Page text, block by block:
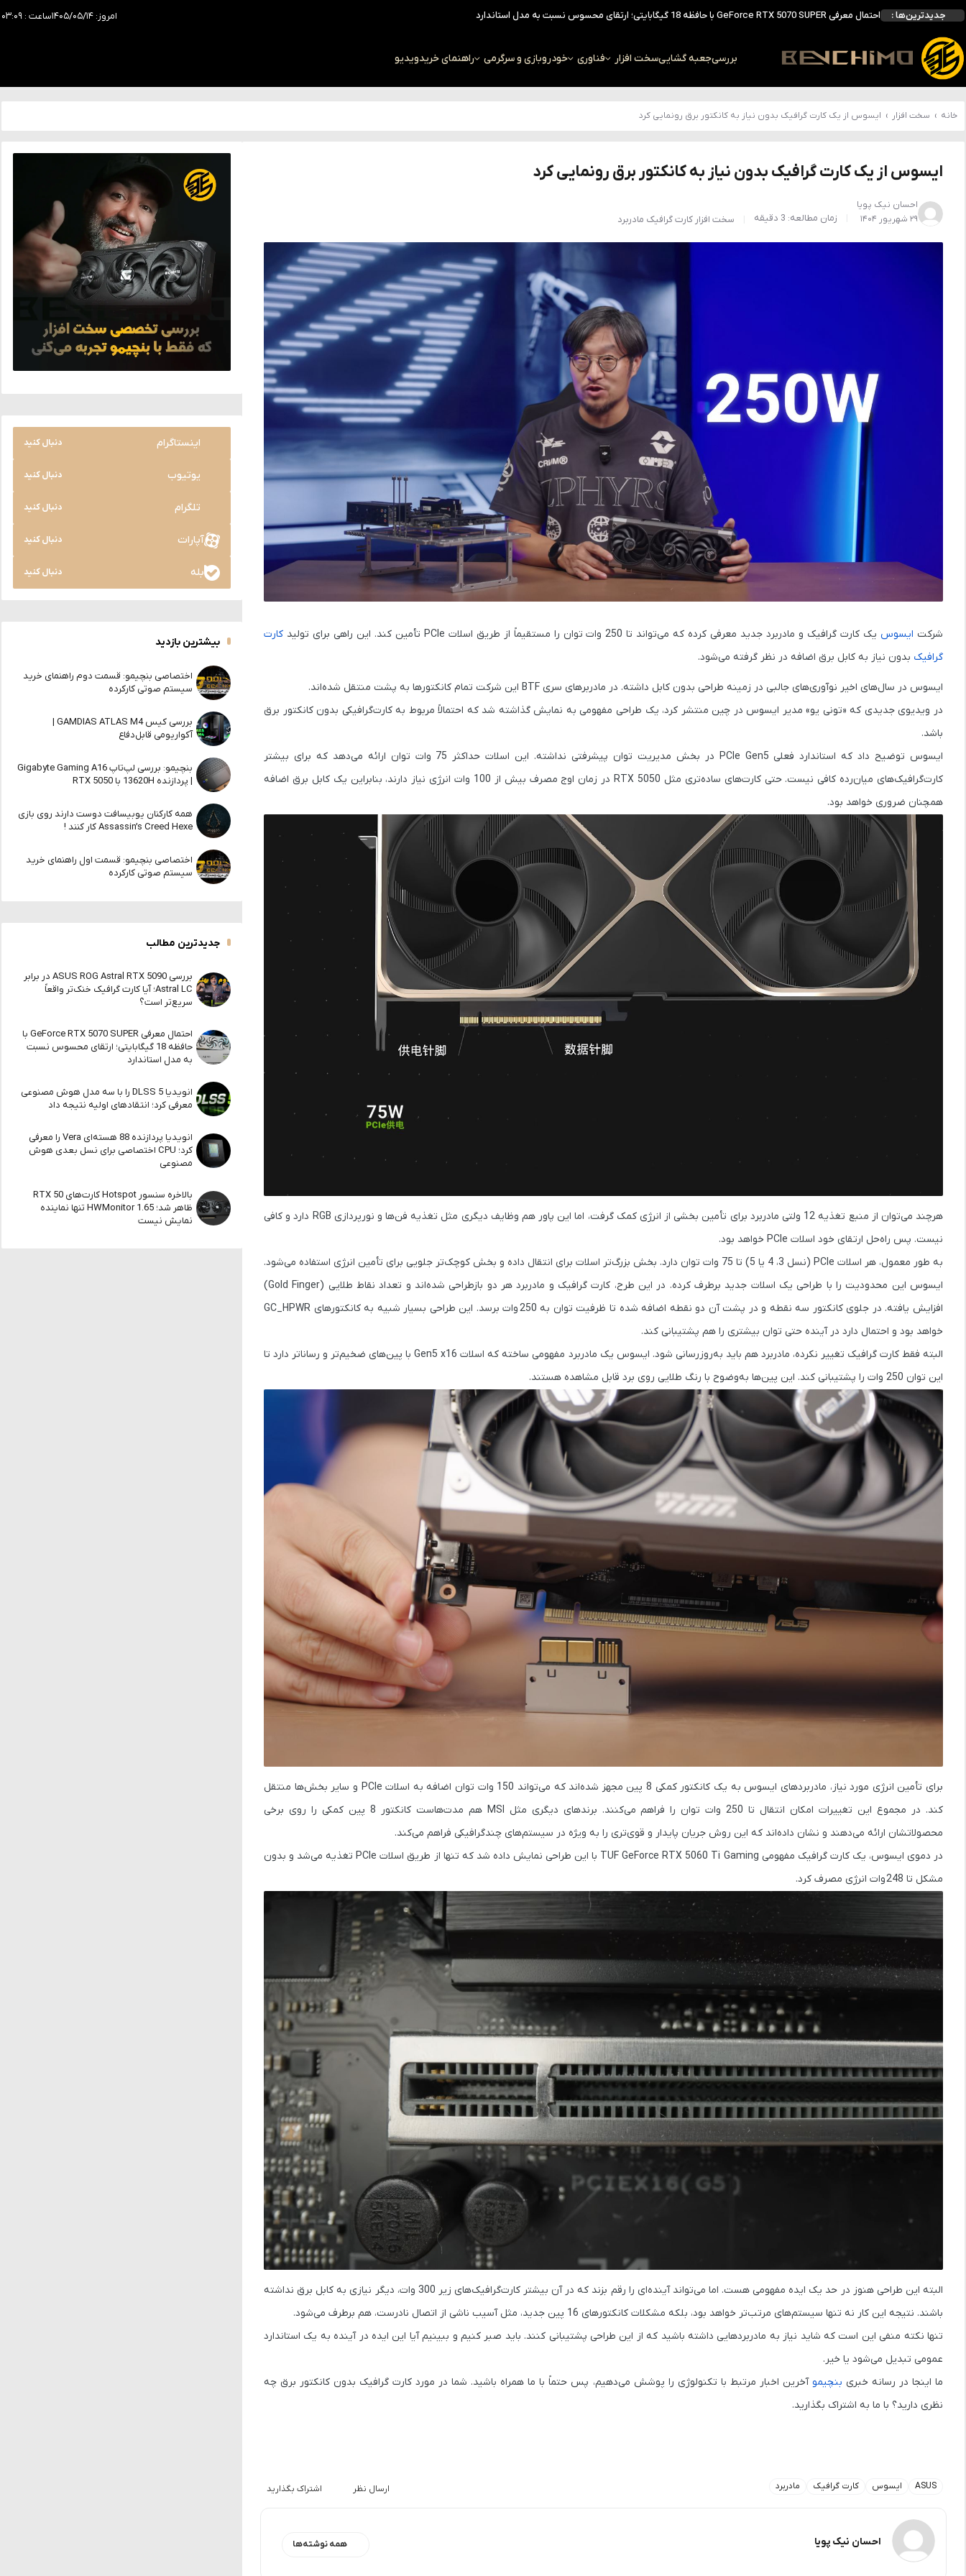
جدیدترین‌ها :
انویدیا DLSS 5 را با سه مدل هوش مصنوعی معرفی کرد؛ انتقادهای اولیه نتیجه داد
بررسی کیس GAMDIAS NESO P1 Pro؛ فول‌تاوری مهندسی‌شده برای سیستم‌های رده‌بالا
امروز: ۱۴۰۵/۰۵/۱۴ ساعت : ۰۳:۰۹
بررسیجعبه گشاییسخت افزار فناوری خودروبازی و سرگرمی راهنمای خریدویدیو
خانه › سخت افزار › ایسوس از یک کارت گرافیک بدون نیاز به کانکتور برق رونمایی کرد
ایسوس از یک کارت گرافیک بدون نیاز به کانکتور برق رونمایی کرد
احسان نیک پویا
۲۹ شهریور ۱۴۰۴
زمان مطالعه: 3 دقیقه سخت افزار کارت گرافیک مادربرد
شرکت ایسوسیک کارت گرافیک و مادربرد جدید معرفی کرده که می‌تواند تا 250 وات توان را مستقیماً از طریق اسلات PCIe تأمین کند. این راهی برای تولید
کارت
گرافیک بدون نیاز به کابل برق اضافه در نظر گرفته می‌شود.
ایسوس در سال‌های اخیر نوآوری‌های جالبی در زمینه طراحی بدون کابل داشته. در مادربرهای سری BTF این شرکت تمام کانکتورها به پشت منتقل شده‌اند.
در ویدیوی جدیدی که «تونی یو» مدیر ایسوس در چین منتشر کرد، یک طراحی مفهومی به نمایش گذاشته شد که احتمالاً مربوط به کارت‌گرافیکی بدون کانکتور برق
باشد.
ایسوس توضیح داد که استاندارد فعلی PCIe Gen5
در بخش مدیریت توان پیشرفتی نداشته. این اسلات حداکثر 75 وات توان ارائه می‌دهد که برای بیشتر
کارت‌گرافیک‌های میان‌رده کافی نیست. حتی کارت‌های ساده‌تری مثل RTX 5050
در زمان اوج مصرف بیش از 100 وات انرژی نیاز دارند، بنابراین یک کابل برق اضافه
همچنان ضروری خواهد بود.
هرچند می‌توان از منبع تغذیه 12 ولتی مادربرد برای تأمین بخشی از انرژی کمک گرفت، اما این پاور هم وظایف دیگری مثل تغذیه فن‌ها و نورپردازی RGB دارد و کافی
نیست. پس راه‌حل ارتقای خود اسلات PCIe خواهد بود.
به طور معمول، هر اسلات PCIe (نسل 3، 4 یا 5) تا 75 وات توان دارد. بخش بزرگ‌تر اسلات برای انتقال داده و بخش کوچک‌تر جلویی برای تأمین انرژی استفاده می‌شود.
ایسوس این محدودیت را با طراحی یک اسلات جدید برطرف کرده. در این طرح، کارت گرافیک و مادربرد هر دو بازطراحی شده‌اند و تعداد نقاط طلایی (Gold Finger)
افزایش یافته. در جلوی کانکتور سه نقطه و در پشت آن دو نقطه اضافه شده تا ظرفیت توان به 250 وات برسد. این طراحی بسیار شبیه به کانکتورهای GC_HPWR
خواهد بود و احتمال دارد در آینده حتی توان بیشتری را هم پشتیبانی کند.
البته فقط کارت گرافیک تغییر نکرده، مادربرد هم باید به‌روزرسانی شود. ایسوس یک مادربرد مفهومی ساخته که اسلات Gen5 x16با پین‌های ضخیم‌تر و رساناتر دارد تا
این توان 250 وات را پشتیبانی کند. این پین‌ها به‌وضوح با رنگ طلایی روی برد قابل مشاهده هستند.
برای تأمین انرژی مورد نیاز، مادربردهای ایسوس به یک کانکتور کمکی 8 پین مجهز شده‌اند که می‌تواند 150 وات توان اضافه به اسلات PCIe و سایر بخش‌ها منتقل
کند. در مجموع این تغییرات امکان انتقال تا 250 وات توان را فراهم می‌کنند. برندهای دیگری مثل
MSI
هم مدت‌هاست کانکتور 8 پین کمکی را روی برخی
محصولاتشان ارائه می‌دهند و نشان داده‌اند که این روش جریان پایدار و قوی‌تری را به ویژه در سیستم‌های چندگرافیکی فراهم می‌کند.
در دموی ایسوس، یک کارت گرافیک مفهومی TUF GeForce RTX 5060 Ti Gaming
با این طراحی نمایش داده شد که تنها از طریق اسلات PCIe تغذیه می‌شد و بدون
مشکل تا 248 وات انرژی مصرف کرد.
البته این طراحی هنوز در حد یک ایده مفهومی هست. اما می‌تواند آینده‌ای را رقم بزند که در آن بیشتر کارت‌گرافیک‌های زیر 300 وات، دیگر نیازی به کابل برق نداشته
باشند. نتیجه این کار نه تنها سیستم‌های مرتب‌تر خواهد بود، بلکه مشکلات کانکتورهای 16 پین جدید، مثل آسیب ناشی از اتصال نادرست، هم برطرف می‌شود.
تنها نکته منفی این است که شاید نیاز به مادربردهایی داشته باشید که از این طراحی پشتیبانی کنند. باید صبر کنیم و ببینیم آیا این ایده در آینده به یک استاندارد
عمومی تبدیل می‌شود یا خیر.
ما اینجا در رسانه خبری بنچیمو آخرین اخبار مرتبط با تکنولوژی را پوشش می‌دهیم، پس حتماً با ما همراه باشید. شما در مورد کارت گرافیک بدون کانکتور برق چه
نظری دارید؟ با ما به اشتراک بگذارید.
ASUS ایسوس کارت گرافیک مادربرد ارسال نظر اشتراک بگذارید
احسان نیک پویا همه نوشته‌ها
اینستاگرام دنبال کنید
یوتیوب دنبال کنید
تلگرام دنبال کنید
آپارات دنبال کنید
بله دنبال کنید
بیشترین بازدید
اختصاصی بنچیمو: قسمت دوم راهنمای خرید
سیستم صوتی کارکرده
بررسی کیس GAMDIAS ATLAS M4 |
آکواریومی قابل‌دفاع
بنچیمو: بررسی لپ‌تاپ Gigabyte Gaming A16
| پردازنده 13620H با RTX 5050
همه کارکنان یوبیسافت دوست دارند روی بازی
Assassin’s Creed Hexe کار کنند !
اختصاصی بنچیمو: قسمت اول راهنمای خرید
سیستم صوتی کارکرده
جدیدترین مطالب
بررسی ASUS ROG Astral RTX 5090 در برابر
Astral LC؛ آیا کارت گرافیک خنک‌تر واقعاً
سریع‌تر است؟
احتمال معرفی GeForce RTX 5070 SUPER با
حافظه 18 گیگابایتی؛ ارتقای محسوس نسبت
به مدل استاندارد
انویدیا DLSS 5 را با سه مدل هوش مصنوعی
معرفی کرد؛ انتقادهای اولیه نتیجه داد
انویدیا پردازنده 88 هسته‌ای Vera را معرفی
کرد؛ CPU اختصاصی برای نسل بعدی هوش
مصنوعی
بالاخره سنسور Hotspot کارت‌های RTX 50
ظاهر شد؛ HWMonitor 1.65 تنها نماینده
نمایش نیست